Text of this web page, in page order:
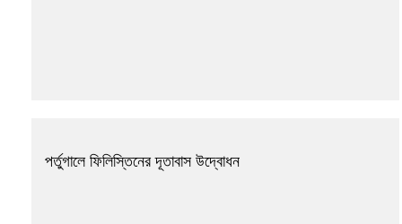
পর্তুগালে ফিলিস্তিনের দূতাবাস উদ্বোধন